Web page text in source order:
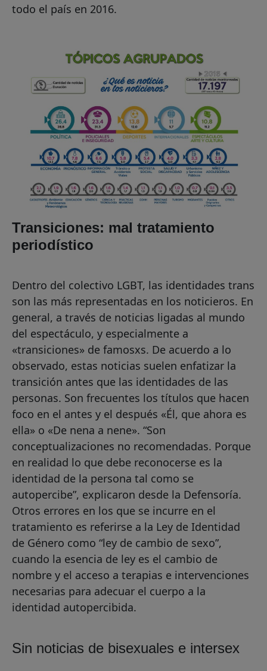
todo el país en 2016.
Transiciones: mal tratamiento
periodístico
Dentro del colectivo LGBT, las identidades trans
son las más representadas en los noticieros. En
general, a través de noticias ligadas al mundo
del espectáculo, y especialmente a
«transiciones» de famosxs. De acuerdo a lo
observado, estas noticias suelen enfatizar la
transición antes que las identidades de las
personas. Son frecuentes los títulos que hacen
foco en el antes y el después «Él, que ahora es
ella» o «De nena a nene». “Son
conceptualizaciones no recomendadas. Porque
en realidad lo que debe reconocerse es la
identidad de la persona tal como se
autopercibe”, explicaron desde la Defensoría.
Otros errores en los que se incurre en el
tratamiento es referirse a la Ley de Identidad
de Género como “ley de cambio de sexo”,
cuando la esencia de ley es el cambio de
nombre y el acceso a terapias e intervenciones
necesarias para adecuar el cuerpo a la
identidad autopercibida.
Sin noticias de bisexuales e intersex